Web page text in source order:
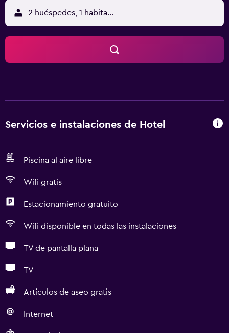
2 huéspedes, 1 habitación
Servicios e instalaciones de Hotel
Piscina al aire libre
Wifi gratis
Estacionamiento gratuito
Wifi disponible en todas las instalaciones
TV de pantalla plana
TV
Artículos de aseo gratis
Internet